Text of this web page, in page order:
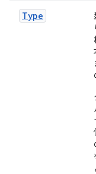
Type